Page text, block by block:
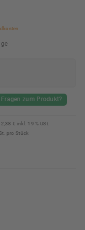
Fragen zum Produkt?
€ inkl. 19 % USt.
pro Stück